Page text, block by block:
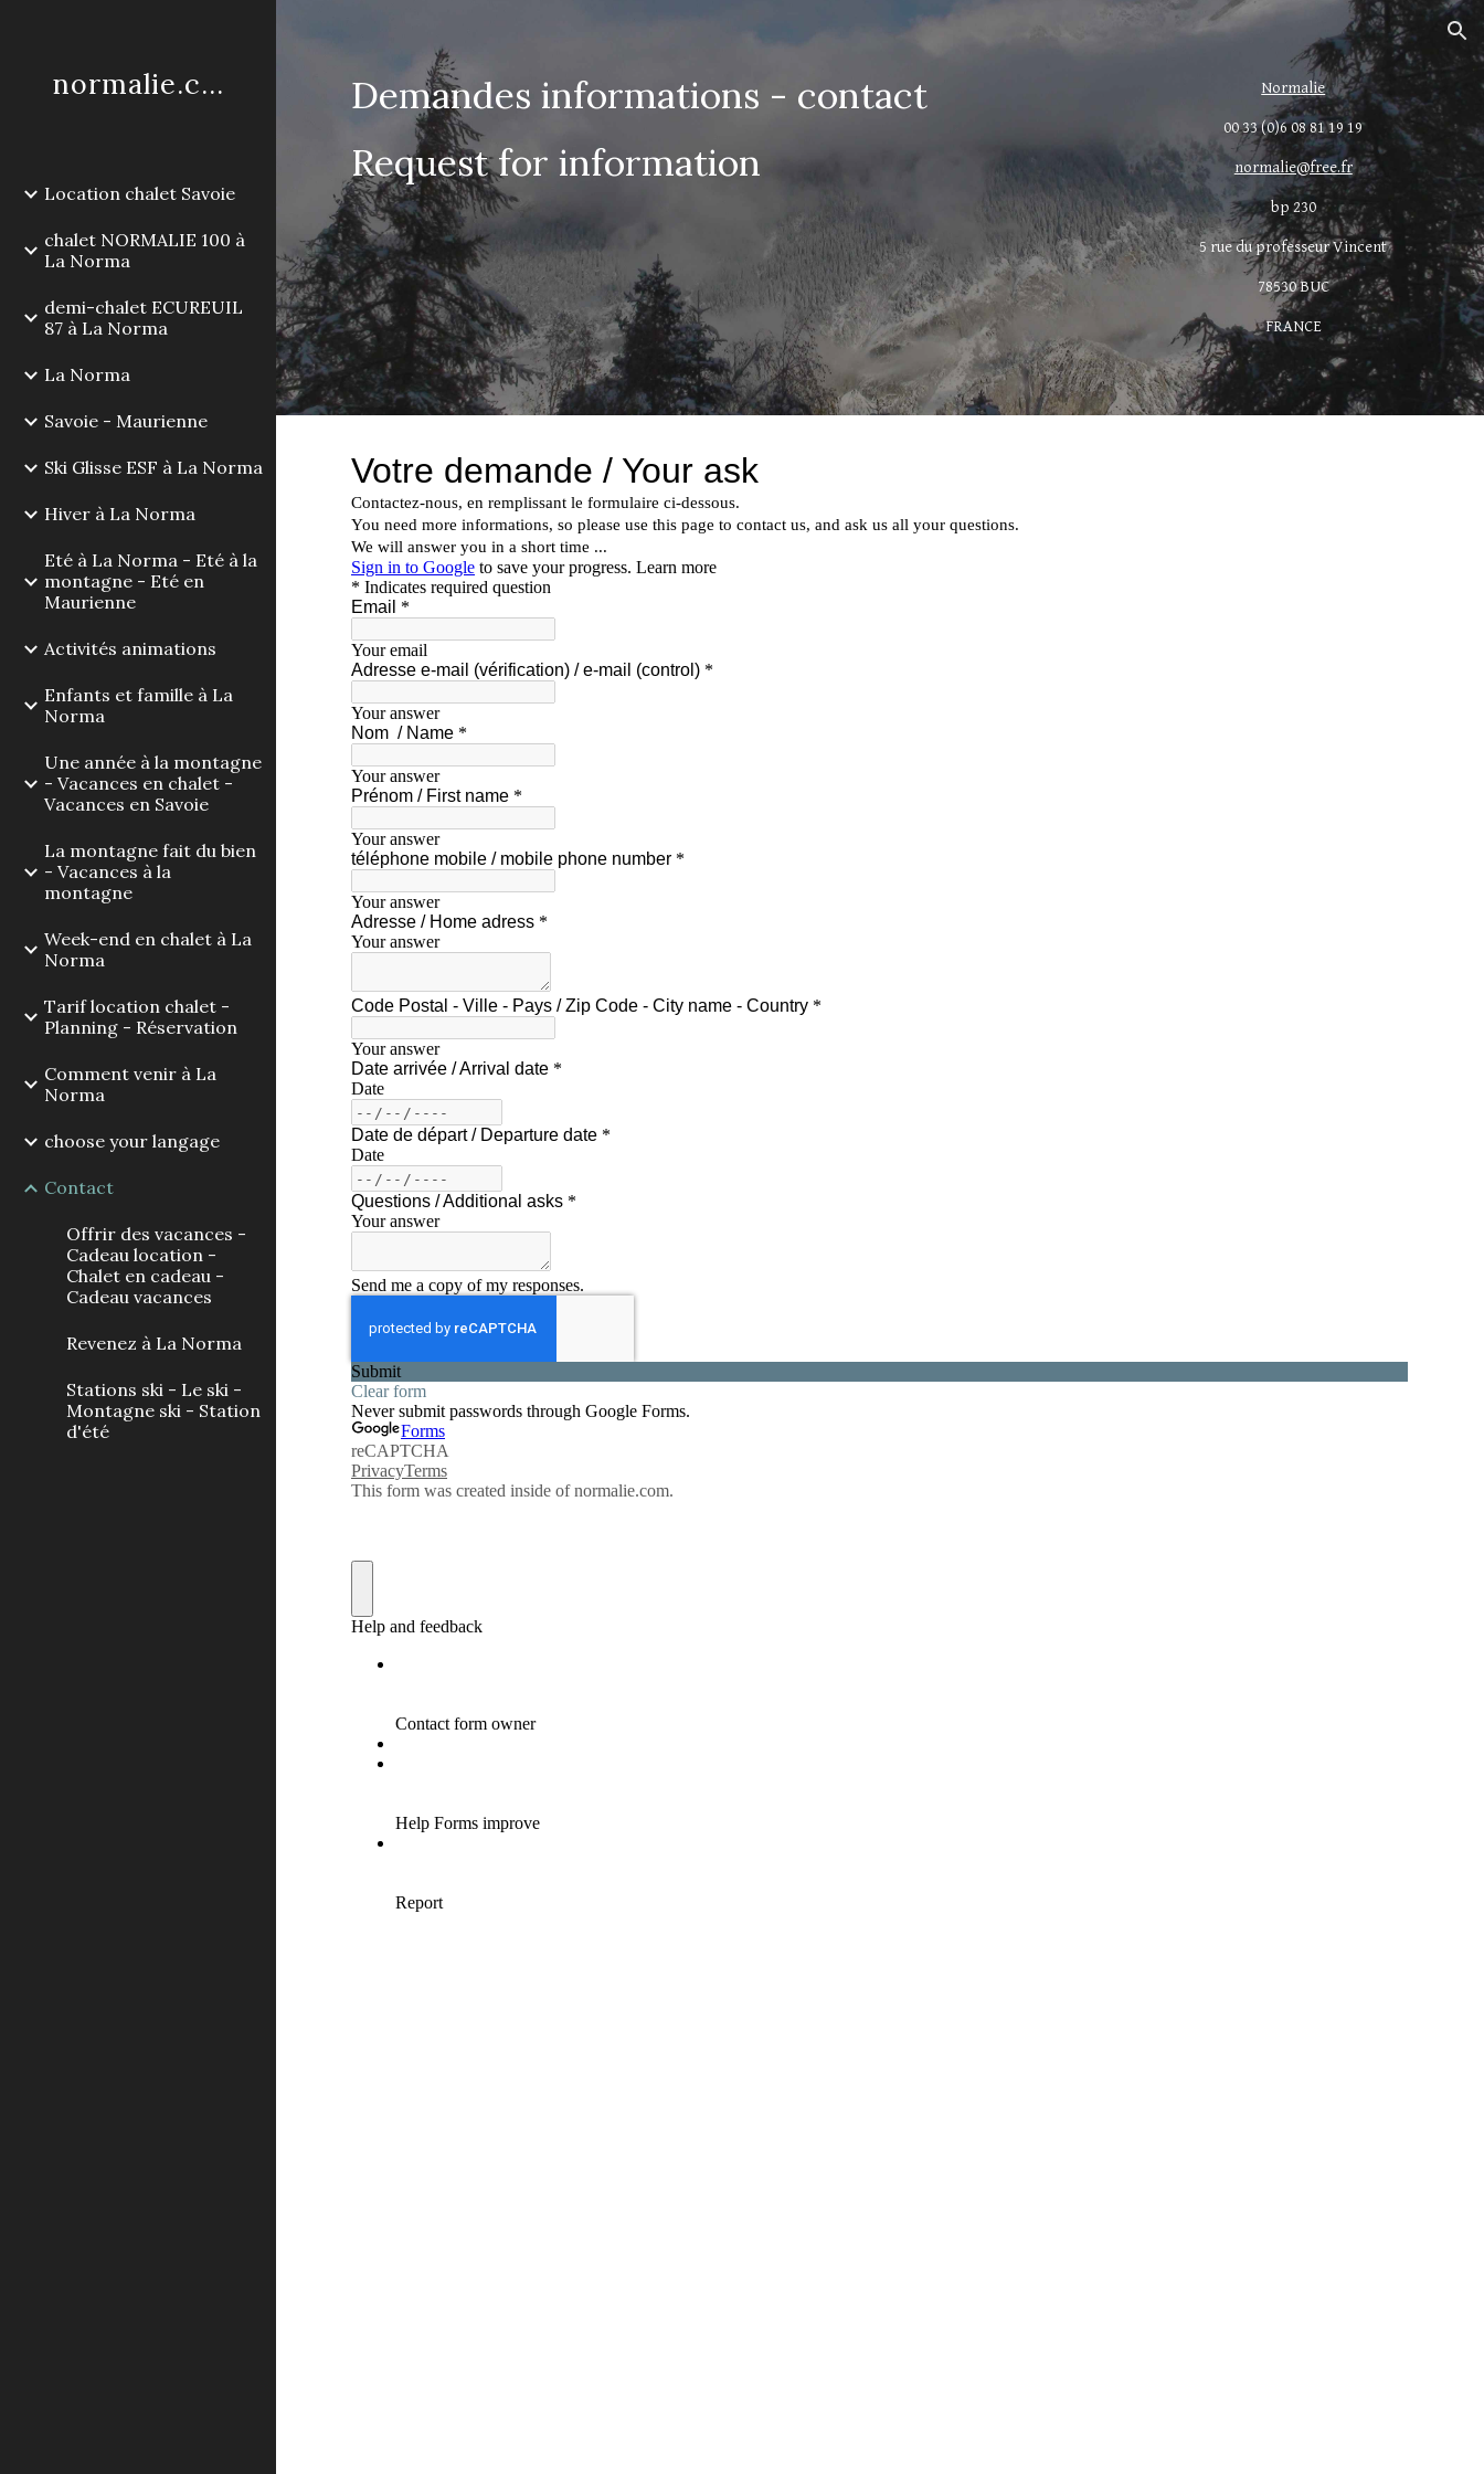
normalie.com
Location chalet Savoie
chalet NORMALIE 100 à
La Norma
demi-chalet ECUREUIL
87 à La Norma
La Norma
Savoie - Maurienne
Ski Glisse ESF à La Norma
Hiver à La Norma
Eté à La Norma - Eté à la
montagne - Eté en
Maurienne
Activités animations
Enfants et famille à La
Norma
Une année à la montagne
- Vacances en chalet -
Vacances en Savoie
La montagne fait du bien
- Vacances à la
montagne
Week-end en chalet à La
Norma
Tarif location chalet -
Planning - Réservation
Comment venir à La
Norma
choose your langage
Contact
Offrir des vacances -
Cadeau location -
Chalet en cadeau -
Cadeau vacances
Revenez à La Norma
Stations ski - Le ski -
Montagne ski - Station
d'été
Demandes informations - contact
Request for information
Normalie
00 33 (0)6 08 81 19 19
normalie@free.fr
bp 230
5 rue du professeur Vincent
78530 BUC
FRANCE